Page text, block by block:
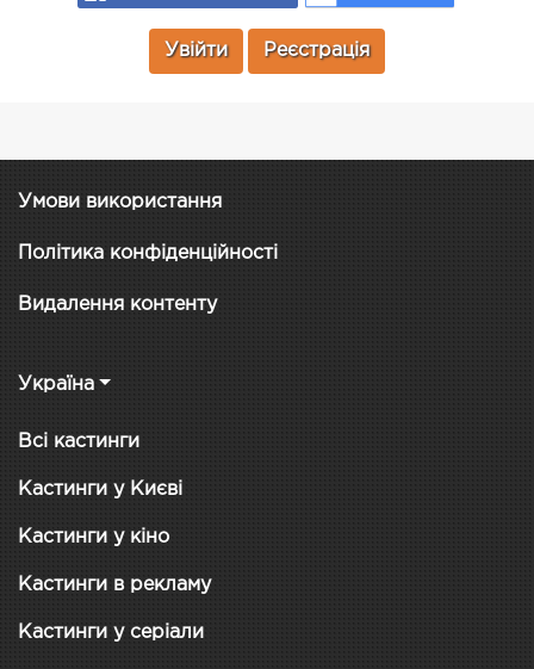
Увійти Реєстрація
Умови використання
Політика конфіденційності
Видалення контенту
Україна
Всі кастинги
Кастинги у Києві
Кастинги у кіно
Кастинги в рекламу
Кастинги у серіали